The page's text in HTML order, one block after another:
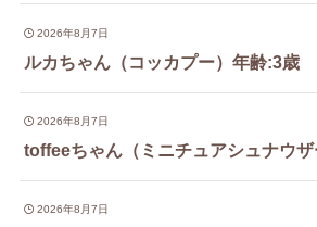
2026年8月7日
ルカちゃん（コッカプー）年齢:3歳
2026年8月7日
toffeeちゃん（ミニチュアシュナウ
2026年8月7日